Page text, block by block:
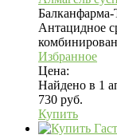
Антацидное
Избранное
Цена:
Найдено в 1
730 руб.
Купить